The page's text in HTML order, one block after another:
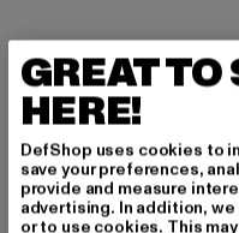
GREAT TO
HERE!
DefShop uses cookies to
save your preferences,
provide and measure
advertising. In addition,
or to use cookies. This